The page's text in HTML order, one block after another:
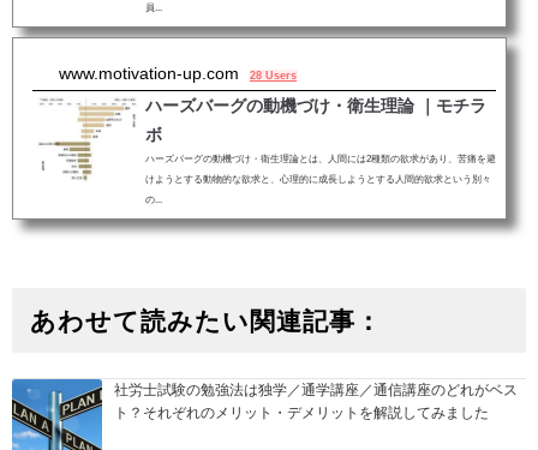
員...
www.motivation-up.com 28 Users
ハーズバーグの動機づけ・衛生理論 ｜モチラ
ボ
ハーズバーグの動機づけ・衛生理論とは、人間には2種類の欲求があり、苦痛を避
けようとする動物的な欲求と、心理的に成長しようとする人間的欲求という別々
の...
あわせて読みたい関連記事：
社労士試験の勉強法は独学／通学講座／通信講座のどれがベス
ト？それぞれのメリット・デメリットを解説してみました